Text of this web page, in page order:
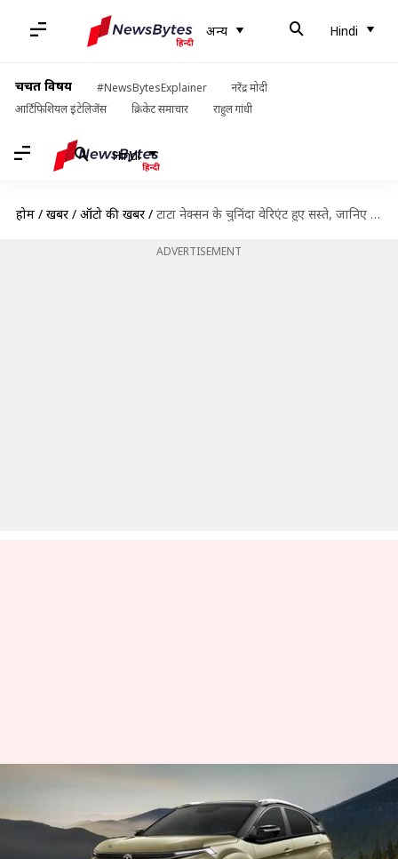
अन्य Hindi
चर्चित विषय #NewsBytesExplainer
नरेंद्र मोदी
आर्टिफिशियल इंटेलिजेंस
क्रिकेट समाचार राहुल गांधी
Hindi
होम / खबरें / ऑटो की खबरें / टाटा नेक्सन के चुनिंदा वेरिएंट हुए सस्ते, जानिए कितनी हुई कटौती
ADVERTISEMENT
टाटा नेक्सन के चुनिंदा वेरिएंट हुए
सस्ते, जानिए कितनी हुई कटौती
दिनेश चंद शर्मा Jan 14, 2025 09:45 am